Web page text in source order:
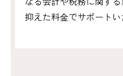
抑えた料⾦でサポートい